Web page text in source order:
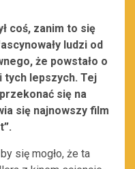
coś, zanim to się
ludzi od
że powstało o
lepszych. Tej
się na
się najnowszy film
się mogło, że ta